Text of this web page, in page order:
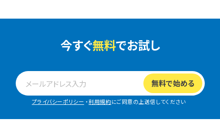
今すぐ無料でお試し
プライバシーポリシー ・利用規約にご同意の上送信してください